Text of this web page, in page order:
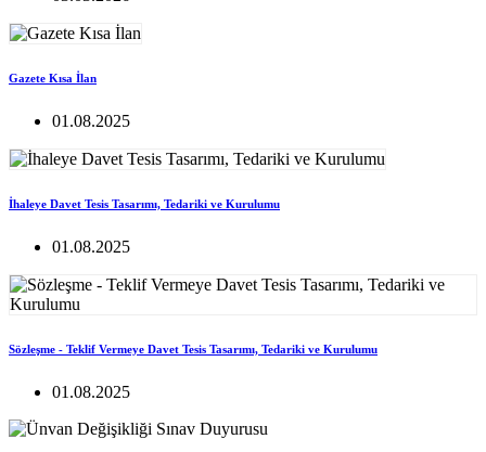
Gazete Kısa İlan
01.08.2025
İhaleye Davet Tesis Tasarımı, Tedariki ve Kurulumu
01.08.2025
Sözleşme - Teklif Vermeye Davet Tesis Tasarımı, Tedariki ve Kurulumu
01.08.2025